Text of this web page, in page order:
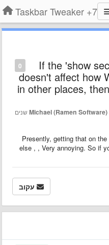
7+ Taskbar Tweaker
0 If the 'show
doesn't affect how
in other places,
Michael (Ramen Software)13 שנים
Presently, getting that on
else , , Very annoying. So if
עקוב